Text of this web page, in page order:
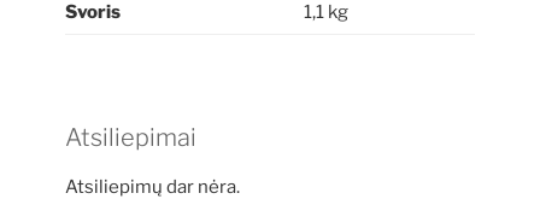
Svoris 1,1 kg
Atsiliepimai
Atsiliepimų dar nėra.